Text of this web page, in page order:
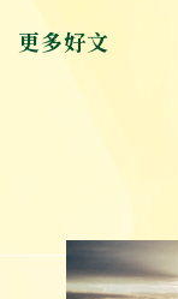
更多好文